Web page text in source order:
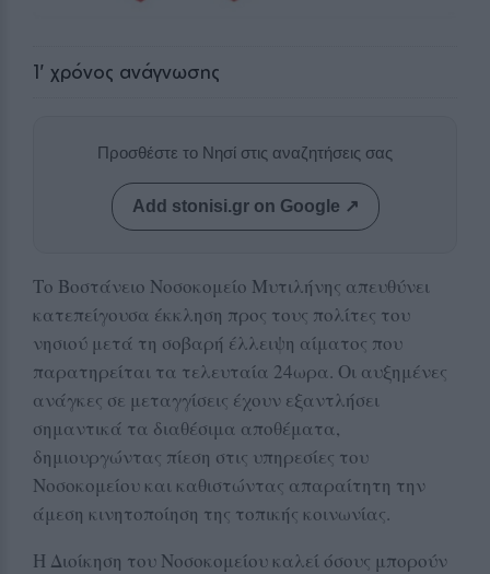
1' χρόνος ανάγνωσης
Προσθέστε το Νησί στις αναζητήσεις σας
Add stonisi.gr on Google ↗
Το Βοστάνειο Νοσοκομείο Μυτιλήνης απευθύνει
κατεπείγουσα έκκληση προς τους πολίτες του
νησιού μετά τη σοβαρή έλλειψη αίματος που
παρατηρείται τα τελευταία 24ωρα. Οι αυξημένες
ανάγκες σε μεταγγίσεις έχουν εξαντλήσει
σημαντικά τα διαθέσιμα αποθέματα,
δημιουργώντας πίεση στις υπηρεσίες του
Νοσοκομείου και καθιστώντας απαραίτητη την
άμεση κινητοποίηση της τοπικής κοινωνίας.
Η Διοίκηση του Νοσοκομείου καλεί όσους μπορούν